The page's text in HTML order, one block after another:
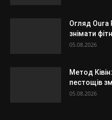
Огляд Oura
знімати
05.08.2026
Метод
пестощів
05.08.2026